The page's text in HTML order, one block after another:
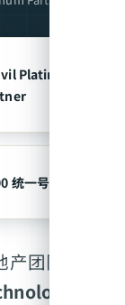
Platinum
统一号码
产团队的成